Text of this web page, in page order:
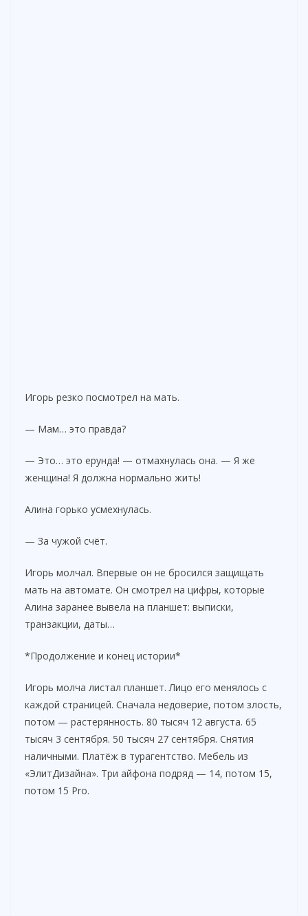
Игорь резко посмотрел на мать.
— Мам… это правда?
— Это… это ерунда! — отмахнулась она. — Я же
женщина! Я должна нормально жить!
Алина горько усмехнулась.
— За чужой счёт.
Игорь молчал. Впервые он не бросился защищать
мать на автомате. Он смотрел на цифры, которые
Алина заранее вывела на планшет: выписки,
транзакции, даты…
*Продолжение и конец истории*
Игорь молча листал планшет. Лицо его менялось с
каждой страницей. Сначала недоверие, потом злость,
потом — растерянность. 80 тысяч 12 августа. 65
тысяч 3 сентября. 50 тысяч 27 сентября. Снятия
наличными. Платёж в турагентство. Мебель из
«ЭлитДизайна». Три айфона подряд — 14, потом 15,
потом 15 Pro.